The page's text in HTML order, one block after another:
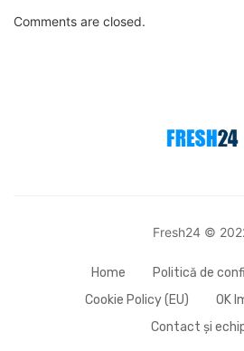
Comments are closed.
Fresh24 ©
Home
Politică de
Cookie Policy (EU)
OK
Contact și